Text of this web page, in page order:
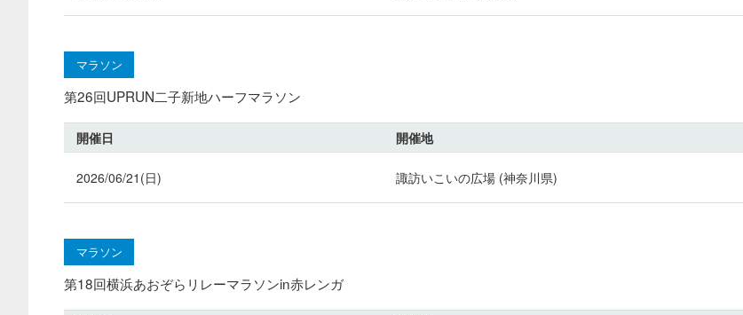
マラソン
第26回UPRUN二子新地ハーフマラソン
開催日 開催地
2026/06/21(日) 諏訪いこいの広場 (神奈川県)
マラソン
第18回横浜あおぞらリレーマラソンin赤レンガ